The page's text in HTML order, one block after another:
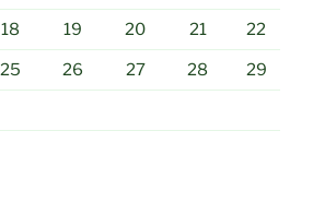
18 19 20 21 22
25 26 27 28 29